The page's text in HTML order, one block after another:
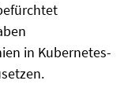
in Kubernetes-